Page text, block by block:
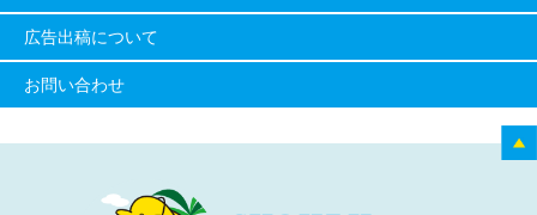
広告出稿について
お問い合わせ